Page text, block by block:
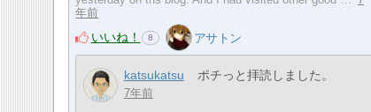
年前
いいね！ 8 アサトン
katsukatsu ポチっと拝読しました。
7年前